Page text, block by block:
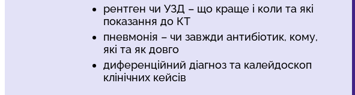
рентген чи УЗД – що краще і коли та які
показання до КТ
пневмонія – чи завжди антибіотик, кому,
які та як довго
диференційний діагноз та калейдоскоп
клінічних кейсів